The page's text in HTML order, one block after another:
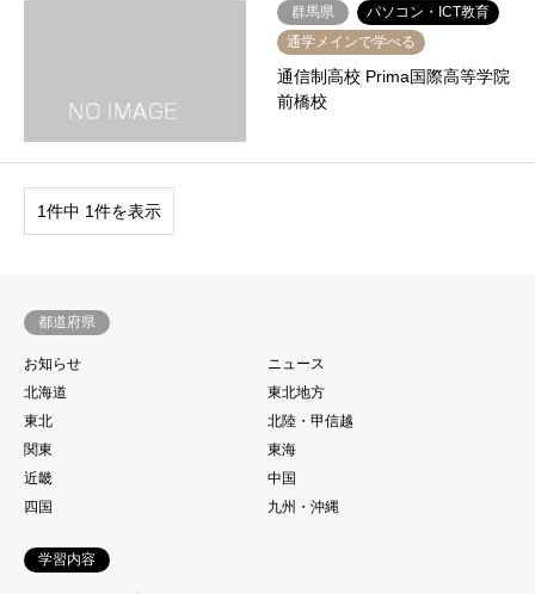
群馬県
パソコン・ICT教育
通学メインで学べる
通信制高校 Prima国際高等学院
前橋校
1件中 1件を表示
都道府県
お知らせ
ニュース
北海道
東北地方
東北
北陸・甲信越
関東
東海
近畿
中国
四国
九州・沖縄
学習内容